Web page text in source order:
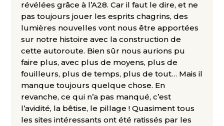
révélées grâce à l’A28. Car il faut le dire, et ne
pas toujours jouer les esprits chagrins, des
lumières nouvelles vont nous être apportées
sur notre histoire avec la construction de
cette autoroute. Bien sûr nous aurions pu
faire plus, avec plus de moyens, plus de
fouilleurs, plus de temps, plus de tout… Mais il
manque toujours quelque chose. En
revanche, ce qui n’a pas manqué, c’est
l’avidité, la bêtise, le pillage ! Quasiment tous
les sites intéressants ont été ratissés par les